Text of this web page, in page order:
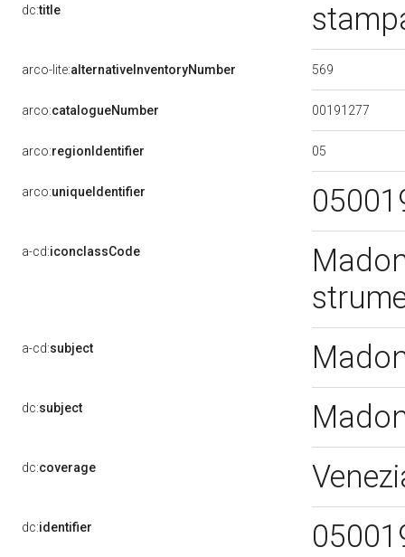
dc:title
arco-lite:alternativeInventoryNumber 569
arco:catalogueNumber 00191277
arco:regionIdentifier 05
arco:uniqueIdentifier
a-cd:iconclassCode
a-cd:subject
dc:subject
dc:coverage
dc:identifier